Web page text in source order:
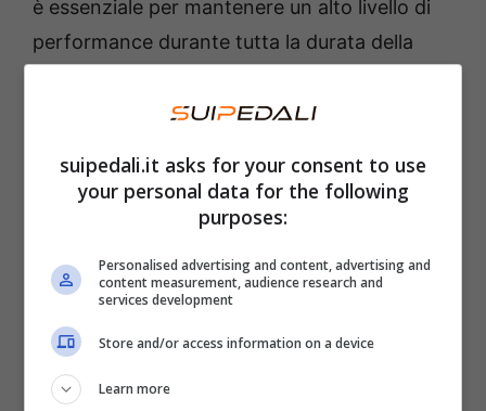
è essenziale per mantenere un alto livello di
performance durante tutta la durata della
che possono avere un impatto
Tanti fattori possono influire
La gestione della squadra, che comprende le
decisioni dell’allenatore
e la preparazione fisica e mentale, è
fondamentale per il successo. La fortuna e gli
suipedali.it asks for your consent to use
your personal data for the following
purposes:
Personalised advertising and content, advertising and
content measurement, audience research and
services development
Store and/or access information on a device
Learn more